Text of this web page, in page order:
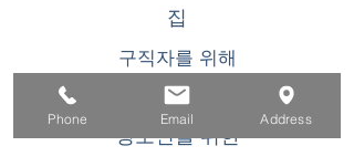
집
구직자를 위해
기업용
청소년을 위한
Phone Email Address